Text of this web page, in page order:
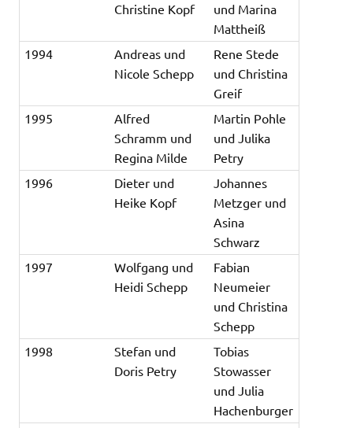
Christine Kopf
und Marina
Mattheiß
1994
Andreas und
Nicole Schepp
Rene Stede
und Christina
Greif
1995
Alfred
Schramm und
Regina Milde
Martin Pohle
und Julika
Petry
1996
Dieter und
Heike Kopf
Johannes
Metzger und
Asina
Schwarz
1997
Wolfgang und
Heidi Schepp
Fabian
Neumeier
und Christina
Schepp
1998
Stefan und
Doris Petry
Tobias
Stowasser
und Julia
Hachenburger